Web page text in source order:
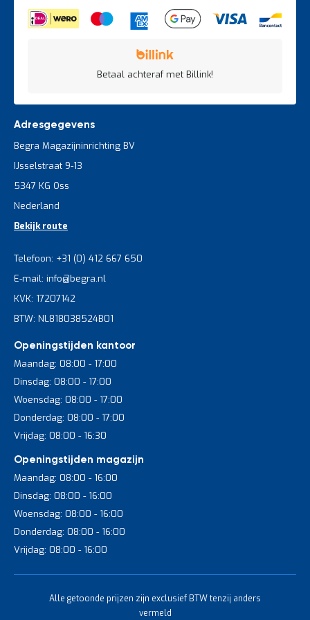
Betaal achteraf met Billink!
Adresgegevens
Begra Magazijninrichting BV
IJsselstraat 9-13
5347 KG Oss
Nederland
Bekijk route
Telefoon: +31 (0) 412 667 650
E-mail: info@begra.nl
KVK: 17207142
BTW: NL818038524B01
Openingstijden kantoor
Maandag: 08:00 - 17:00
Dinsdag: 08:00 - 17:00
Woensdag: 08:00 - 17:00
Donderdag: 08:00 - 17:00
Vrijdag: 08:00 - 16:30
Openingstijden magazijn
Maandag: 08:00 - 16:00
Dinsdag: 08:00 - 16:00
Woensdag: 08:00 - 16:00
Donderdag: 08:00 - 16:00
Vrijdag: 08:00 - 16:00
Alle getoonde prijzen zijn exclusief BTW tenzij anders
vermeld